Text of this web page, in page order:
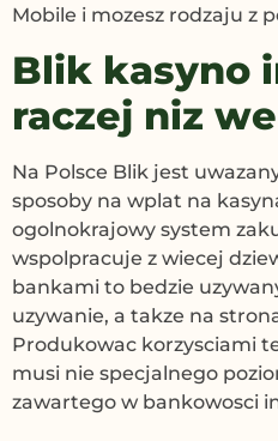
Mobile i mozesz rodzaju z
Blik kasyno
raczej niz
Na Polsce Blik jest
sposoby na wplat na
ogolnokrajowy system
wspolpracuje z wiecej
bankami to bedzie
uzywanie, a takze na
Produkowac korzysciami
musi nie specjalnego
zawartego w bankowosci